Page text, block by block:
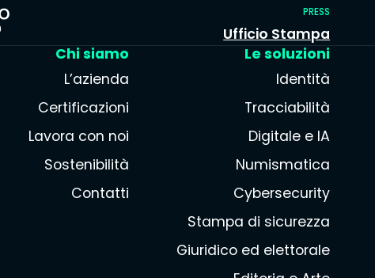
PRESS
Ufficio Stampa
Chi siamo
L’azienda
Certificazioni
Lavora con noi
Sostenibilità
Contatti
Le soluzioni
Identità
Tracciabilità
Digitale e IA
Numismatica
Cybersecurity
Stampa di sicurezza
Giuridico ed elettorale